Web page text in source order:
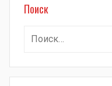
Поиск
Найти: